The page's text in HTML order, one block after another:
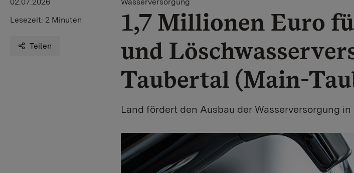
Lesezeit: 2 Minuten
Teilen
1,7 Millionen Euro
und
Taubertal (Main-
Land fördert den Ausbau der Wasserversorgung